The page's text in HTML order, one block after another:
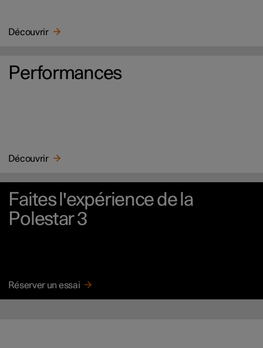
Découvrir
Performances
Découvrir
Faites l'expérience de la
Polestar 3
Réserver un essai